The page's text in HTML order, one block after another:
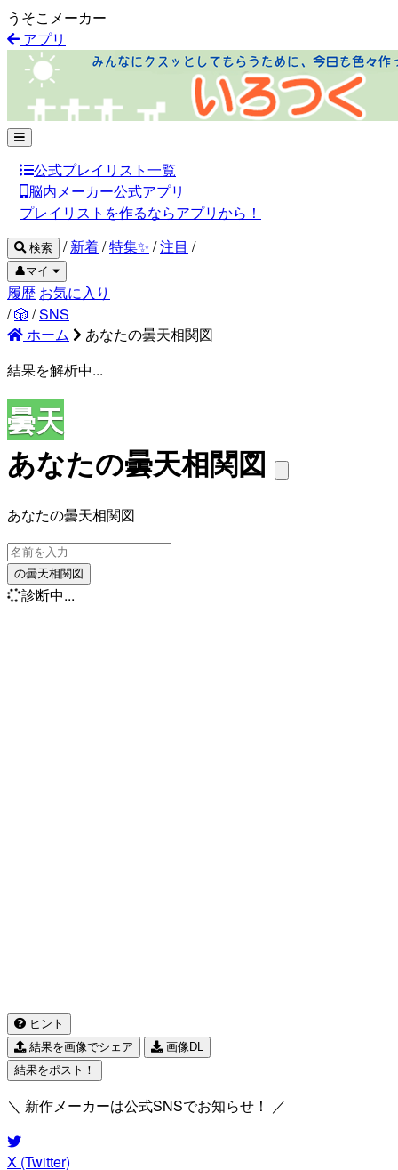
うそこメーカー
アプリ
公式プレイリスト一覧
脳内メーカー公式アプリ
プレイリストを作るならアプリから！
検索 / 新着/特集✨ /注目 /
👤マイ
履歴 お気に入り
/🎲 /SNS
ホーム
あなたの曇天相関図
結果を解析中...
曇天
あなたの曇天相関図
あなたの曇天相関図
の曇天相関図
診断中...
ヒント
結果を画像でシェア
画像DL
結果をポスト！
＼ 新作メーカーは公式SNSでお知らせ！ ／
X (Twitter)